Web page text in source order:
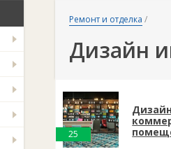
Ремонт и отделка /
Дизайн
25